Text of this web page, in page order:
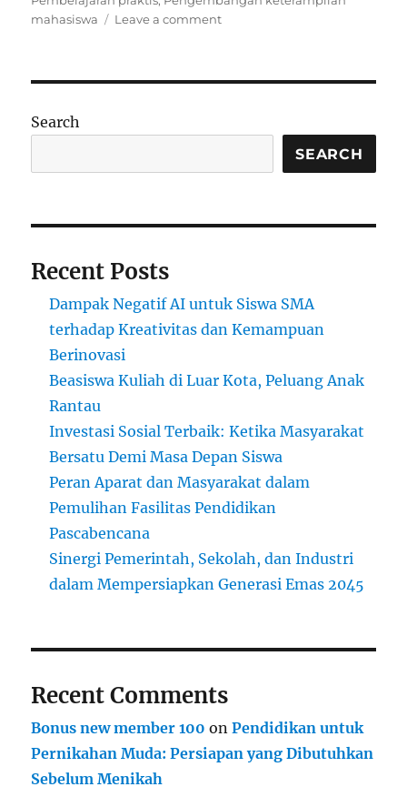
mahasiswa
Leave a commenton
Berbasis
Search
SEARCH
Recent Posts
Dampak Negatif AI untuk Siswa SMA
terhadap Kreativitas dan Kemampuan
Berinovasi
Beasiswa Kuliah di Luar Kota, Peluang Anak
Rantau
Investasi Sosial Terbaik: Ketika Masyarakat
Bersatu Demi Masa Depan Siswa
Peran Aparat dan Masyarakat dalam
Pemulihan Fasilitas Pendidikan
Pascabencana
Sinergi Pemerintah, Sekolah, dan Industri
dalam Mempersiapkan Generasi Emas 2045
Recent Comments
Bonus new member 100 onPendidikan untuk
Pernikahan Muda: Persiapan yang Dibutuhkan
Sebelum Menikah